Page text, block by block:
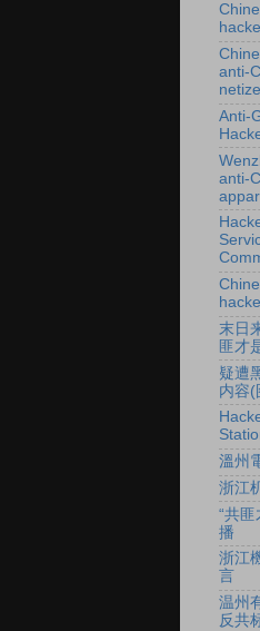
anti-
Anti-
anti-
末日
匪才
疑遭
内容(
溫州
浙江
“共
播
浙江
言
温州
反共